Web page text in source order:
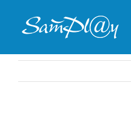
Inhalt